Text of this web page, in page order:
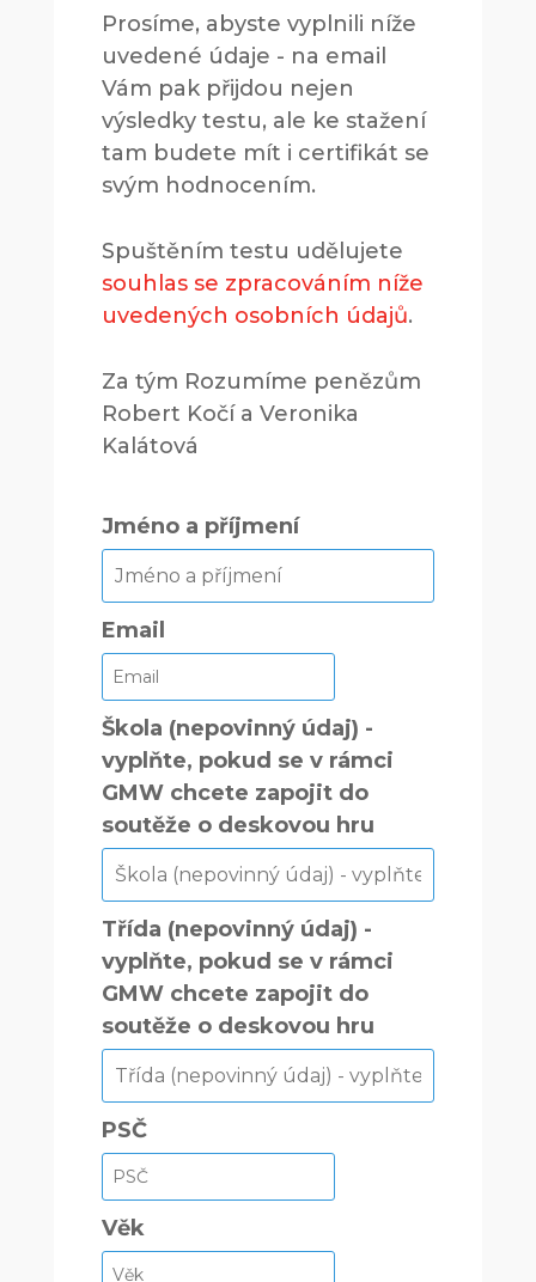
Prosíme, abyste vyplnili níže
uvedené údaje - na email
Vám pak přijdou nejen
výsledky testu, ale ke stažení
tam budete mít i certifikát se
svým hodnocením.
Spuštěním testu udělujete
souhlas se zpracováním níže
uvedených osobních údajů.
Za tým Rozumíme penězům
Robert Kočí a Veronika
Kalátová
Jméno a příjmení
Email
Škola (nepovinný údaj) -
vyplňte, pokud se v rámci
GMW chcete zapojit do
soutěže o deskovou hru
Třída (nepovinný údaj) -
vyplňte, pokud se v rámci
GMW chcete zapojit do
soutěže o deskovou hru
PSČ
Věk